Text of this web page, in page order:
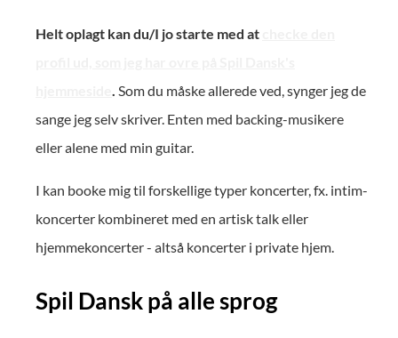
Helt oplagt kan du/I jo starte med at
. Som du måske allerede ved, synger jeg de
sange jeg selv skriver. Enten med backing-musikere
eller alene med min guitar.
I kan booke mig til forskellige typer koncerter, fx. intim-
koncerter kombineret med en artisk talk eller
hjemmekoncerter - altså koncerter i private hjem.
Spil Dansk på alle sprog